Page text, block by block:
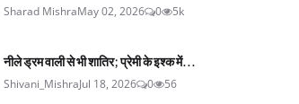
Sharad MishraMay 02, 2026 0 5k
नीले ड्रम वाली से भी शातिर; प्रेमी के इश्‍क में...
Shivani_MishraJul 18, 2026 0 56